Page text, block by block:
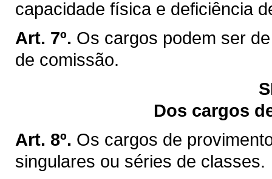
capacidade física e deficiência
Art. 7º. Os cargos podem ser
de comissão.
Dos cargos
Art. 8º. Os cargos de
singulares ou séries de classes.